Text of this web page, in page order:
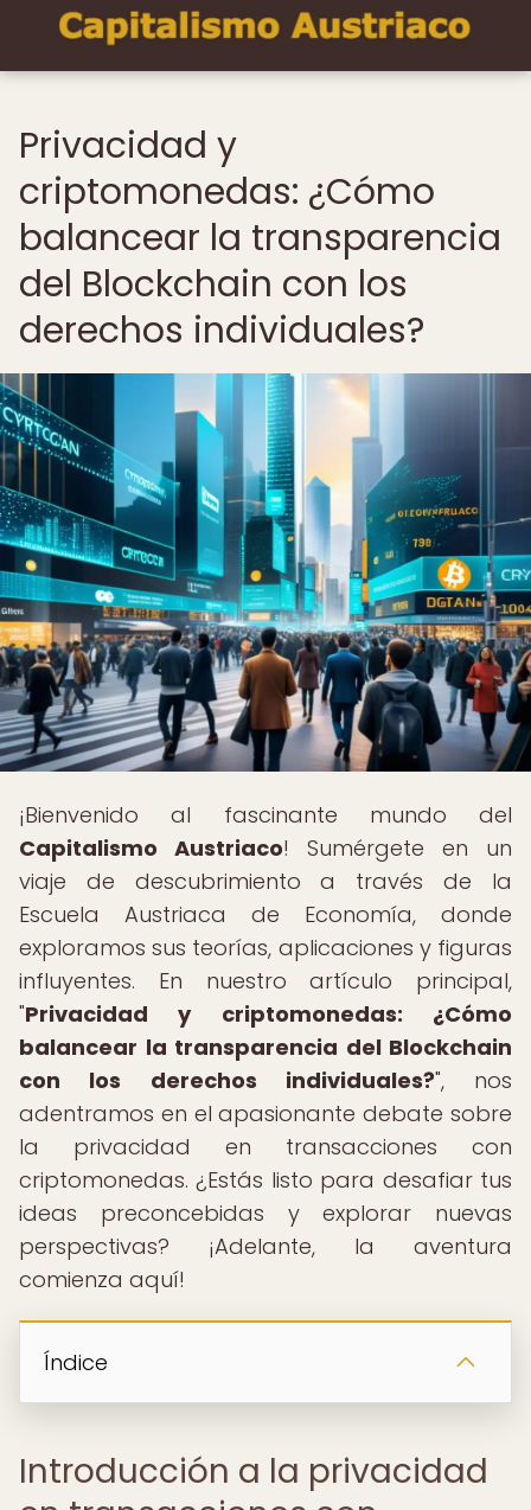
Privacidad y
criptomonedas: ¿Cómo
balancear la transparencia
del Blockchain con los
derechos individuales?
¡Bienvenido al fascinante mundo del
Capitalismo Austriaco! Sumérgete en un
viaje de descubrimiento a través de la
Escuela Austriaca de Economía, donde
exploramos sus teorías, aplicaciones y figuras
influyentes. En nuestro artículo principal,
"Privacidad y criptomonedas: ¿Cómo
balancear la transparencia del Blockchain
con los derechos individuales?", nos
adentramos en el apasionante debate sobre
la privacidad en transacciones con
criptomonedas. ¿Estás listo para desafiar tus
ideas preconcebidas y explorar nuevas
perspectivas? ¡Adelante, la aventura
comienza aquí!
Índice
Introducción a la privacidad